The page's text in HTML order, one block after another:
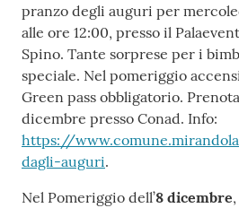
pranzo degli auguri per
alle ore 12:00, presso il
Spino. Tante sorprese per i
speciale. Nel pomeriggio
Green pass obbligatorio.
dicembre presso Conad. Info:
https://
dagli-auguri.
Nel Pomeriggio dell’8 dicembre